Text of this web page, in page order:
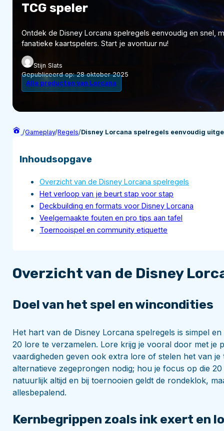
TCG speler
Ontdek de Disney Lorcana spelregels eenvoudig en snel,
fanatieke kaartspelers. Start je avontuur nu!
Stijn Slats
Gepubliceerd op:28 oktober 2025
Alle producten van Lorcana
/Gameplay/Regels/Disney Lorcana spelregels eenvoudig
Inhoudsopgave
Overzicht van de Disney Lorcana spelregels
Het verloop van je beurt stap voor stap
Deckbuilding en formats voor Disney Lorcana
Veelgemaakte fouten en pro tips aan tafel
Toernooispel en community etiquette
Overzicht van de Disney
Doel van het spel en wincondities
Het hart van de Disney Lorcana spelregels is simpel
20 lore te verzamelen. Lore krijg je vooral door met je
vaardigheden geven ook extra lore of stelen het van je
alternatieve zegeprongen nodig; hou je focus op die
natuurlijk altijd en bij toernooien geldt de rondeklok,
allesbepalend.
Kernbegrippen zoals ink exert en